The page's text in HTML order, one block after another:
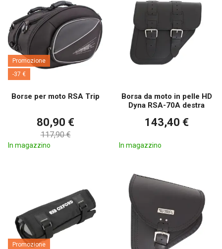
Promozione
-37 €
Borse per moto RSA Trip
80,90 €
117,90 €
In magazzino
Borsa da moto in pelle HD
Dyna RSA-70A destra
143,40 €
In magazzino
Promozione